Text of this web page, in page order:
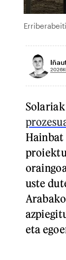
uste
eta